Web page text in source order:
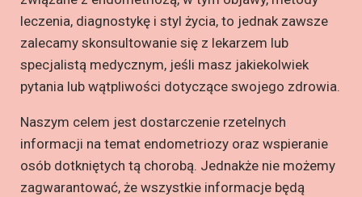
leczenia, diagnostykę i styl życia, to jednak zawsze
zalecamy skonsultowanie się z lekarzem lub
specjalistą medycznym, jeśli masz jakiekolwiek
pytania lub wątpliwości dotyczące swojego zdrowia.
Naszym celem jest dostarczenie rzetelnych
informacji na temat endometriozy oraz wspieranie
osób dotkniętych tą chorobą. Jednakże nie możemy
zagwarantować, że wszystkie informacje będą